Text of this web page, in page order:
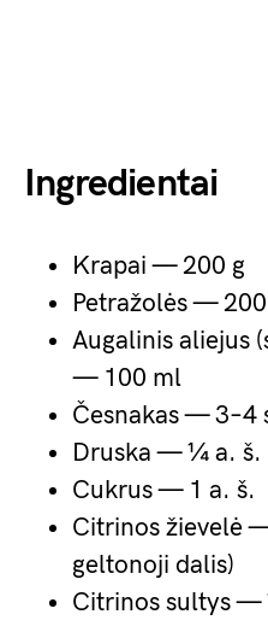
Ingredientai
Krapai — 200 g
Petražolės —
Augalinis aliejus
— 100 ml
Česnakas — 3–4
Druska — ¼ a. š.
Cukrus — 1 a. š.
Citrinos žievelė
geltonoji dalis)
Citrinos sultys